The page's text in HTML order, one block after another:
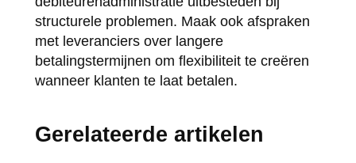
structurele problemen. Maak ook afspraken
met leveranciers over langere
betalingstermijnen om flexibiliteit te creëren
wanneer klanten te laat betalen.
Gerelateerde artikelen